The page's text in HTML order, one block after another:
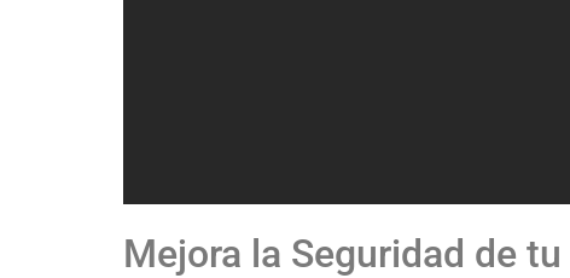
Mejora la Seguridad de